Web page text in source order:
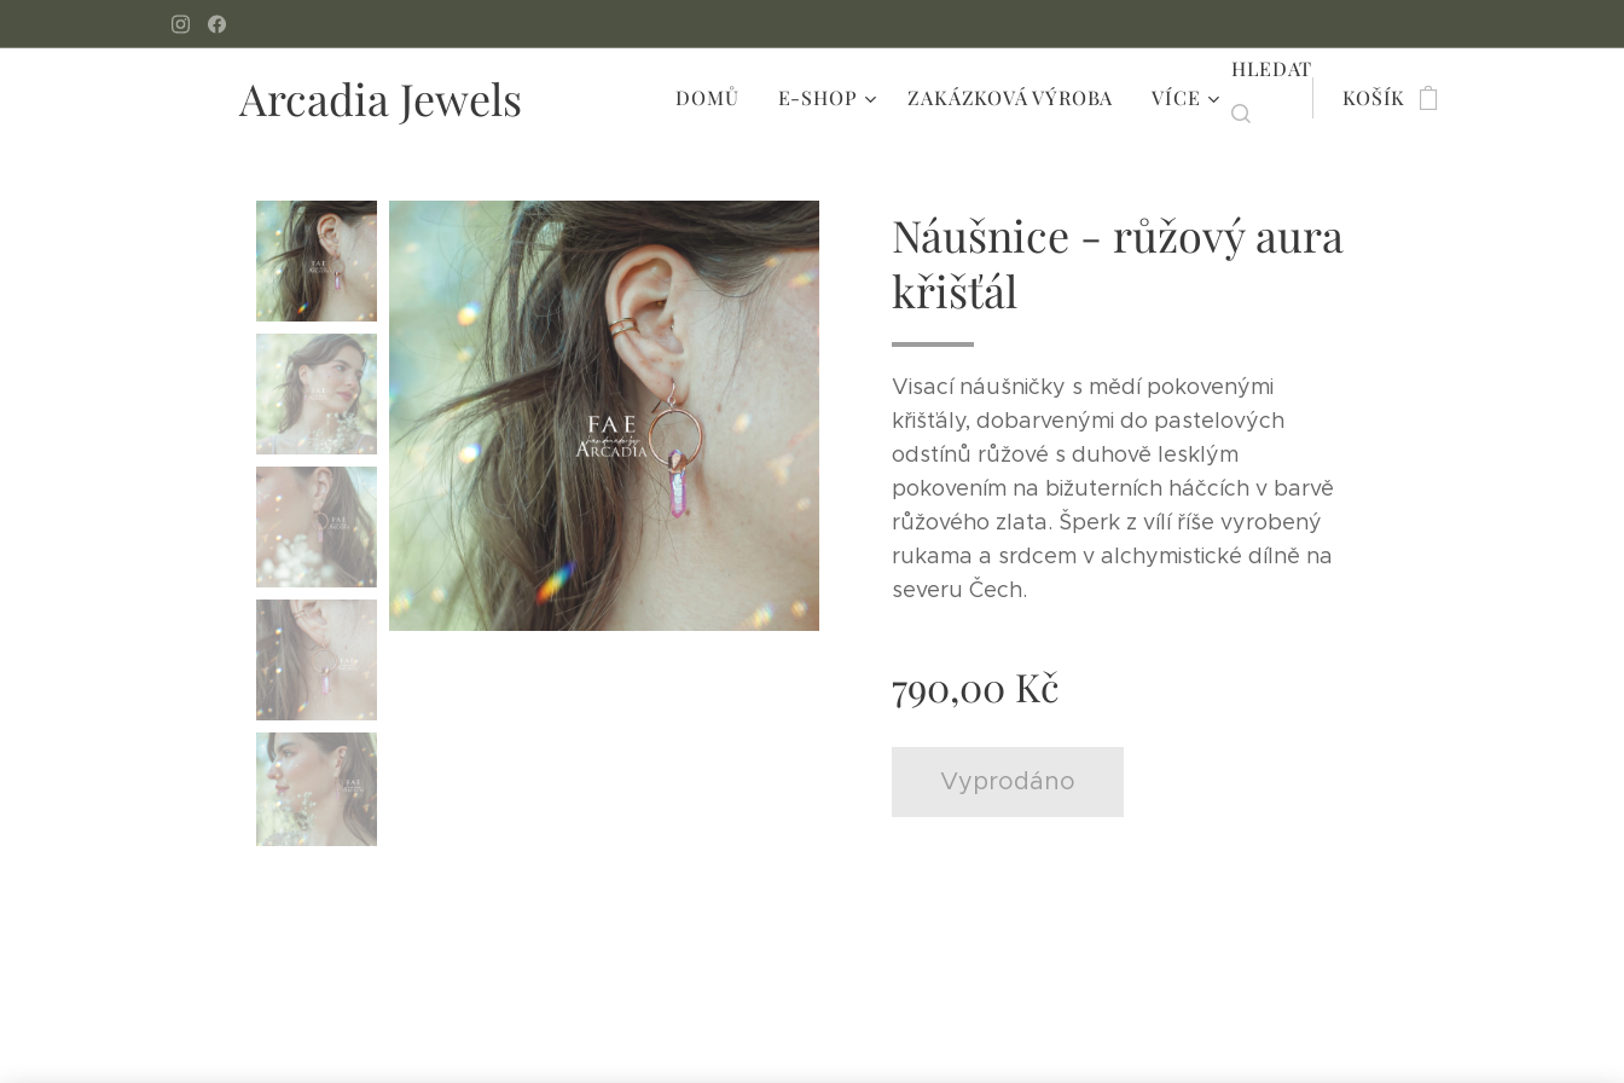
Arcadia Jewels DOMŮ E-SHOP ZAKÁZKOVÁ VÝROBA VÍCE
HLEDAT
KOŠÍK
Náušnice - růžový aura
křišťál
Visací náušničky s mědí pokovenými
křišťály, dobarvenými do pastelových
odstínů růžové s duhově lesklým
pokovením na bižuterních háčcích v barvě
růžového zlata. Šperk z vílí říše vyrobený
rukama a srdcem v alchymistické dílně na
severu Čech.
790,00 Kč
Vyprodáno